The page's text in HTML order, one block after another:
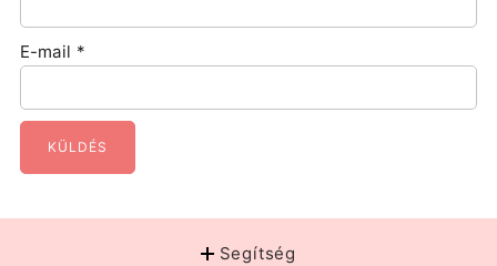
E-mail *
Segítség